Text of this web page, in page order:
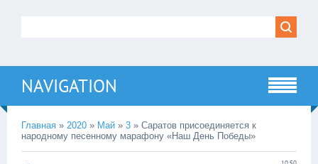
NAVIGATION
Главная » 2020 » Май » 3 » Саратов присоединяется к
народному песенному марафону «Наш День Победы»